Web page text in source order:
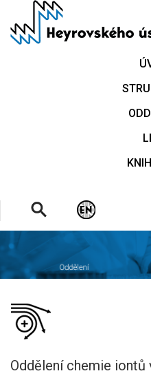
hlavnímu
Oddělení chemie iontů